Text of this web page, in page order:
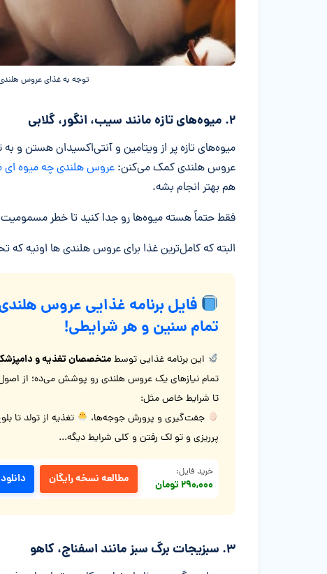
توجه به غذای عروس
۲. میوه‌های تازه مانند سیب، انگور، گلابی
میوه‌های تازه پر از ویتامین و آنتی‌اکسیدان هستن
عروس هلندی کمک می‌کنن: عروس هلندی چه میوه ای
هم بهتر انجام بشه.
فقط حتماً هسته میوه‌ها رو جدا کنید تا خطر
البته که کامل‌ترین غذا برای عروس هلندی ها اونیه
فایل برنامه غذایی عروس
تمام سنین و هر شرایطی!
این برنامه غذایی توسطمتخصصان تغذیه و
تمام نیازهای یک عروس هلندی رو پوشش می‌ده؛ از اصول
تا شرایط خاص مثل:
جفت‌گیری و پرورش جوجه‌ها،
تغذیه از تولد تا
پرریزی و تو لک رفتن و کلی شرایط دیگه...
خرید فایل:
۲۹۰,۰۰۰ تومان مطالعه نسخه رایگان
۳. سبزیجات برگ سبز مانند اسفناج، کاهو